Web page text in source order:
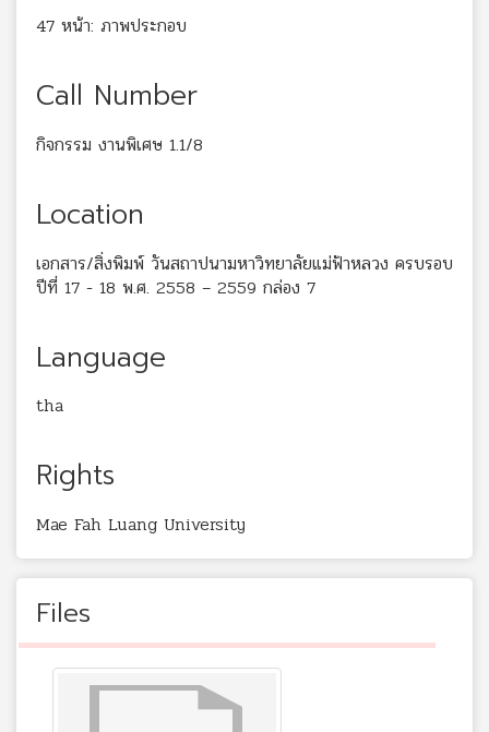
47 หน้า: ภาพประกอบ
Call Number
กิจกรรม งานพิเศษ 1.1/8
Location
เอกสาร/สิ่งพิมพ์ วันสถาปนามหาวิทยาลัยแม่ฟ้าหลวง ครบรอบ
ปีที่ 17 - 18 พ.ศ. 2558 – 2559 กล่อง 7
Language
tha
Rights
Mae Fah Luang University
Files